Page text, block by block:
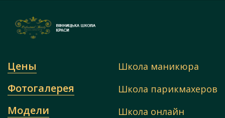
Цены
Фотогалерея
Модели
Школа маникюра
Школа парикмахеров
Школа онлайн